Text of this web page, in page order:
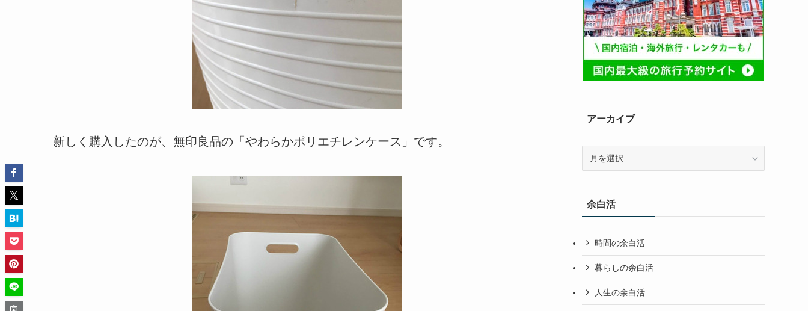
新しく購入したのが、無印良品の「やわらかポリエチレンケース」です。
アーカイブ
ブ余白活
時間の余白活
暮らしの余白活
人生の余白活